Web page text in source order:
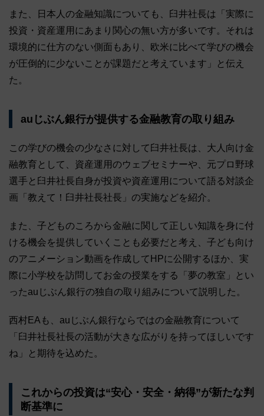
また、日本人の金融知識についても、臼井社長は「実際に
投資・資産運用にあまり関心の無い方が多いです。それは
環境的に仕方のない側面もあり、欧米に比べて学びの機会
が圧倒的に少ないことが課題だと考えています」と伝え
た。
auじぶん銀行が提供する金融教育の取り組み
この学びの機会の少なさに対して臼井社長は、大人向け金
融教育として、資産運用のウェブセミナーや、元プロ野球
選手と臼井社長自身が投資や資産運用について語る対談企
画「教えて！臼井社長社長」の実施などを紹介。
また、子どものころから金融に関して正しい知識を身に付
ける機会を提供していくことも必要だと考え、子ども向け
のアニメーション動画を作成してHPに公開するほか、実
際に小学校を訪問してお金の授業をする「夢の教室」とい
ったauじぶん銀行の独自の取り組みについて説明した。
西村EAも、auじぶん銀行ならではの金融教育について
「臼井社長社長の活動が大きな広がりを持ってほしいです
ね」と期待を込めた。
これからの投資は“安心・安全・納得”が新たな判
断基準に